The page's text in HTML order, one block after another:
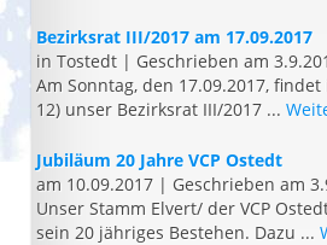
Bezirksrat III/2017 am 17.09.2017
in Tostedt | Geschrieben am
Am Sonntag, den 17.09.2017,
12) unser Bezirksrat III/2017 ...
Jubiläum 20 Jahre VCP Ostedt
am 10.09.2017 | Geschrieben am
Unser Stamm Elvert/ der VCP
sein 20 jähriges Bestehen. Dazu ...